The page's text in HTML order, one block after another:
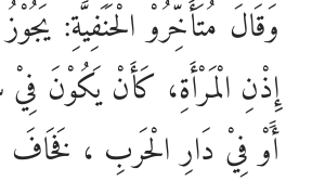
وَقَالَ مُتَأَخِّرُوْ الْحَنَفِيَّةِ:
إِذْنِ الْمَرْأَةِ، كَأَنْ يَكُوْنَ فِيْ
أََوْ فِيْ دَارِ الْحَربِ ، فَخَافَ